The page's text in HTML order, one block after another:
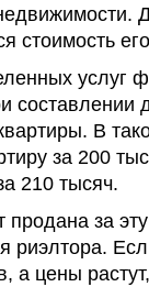
стоимость
услуг
составлении
В
за 200
210 тысяч.
продана за
риэлтора.
а цены